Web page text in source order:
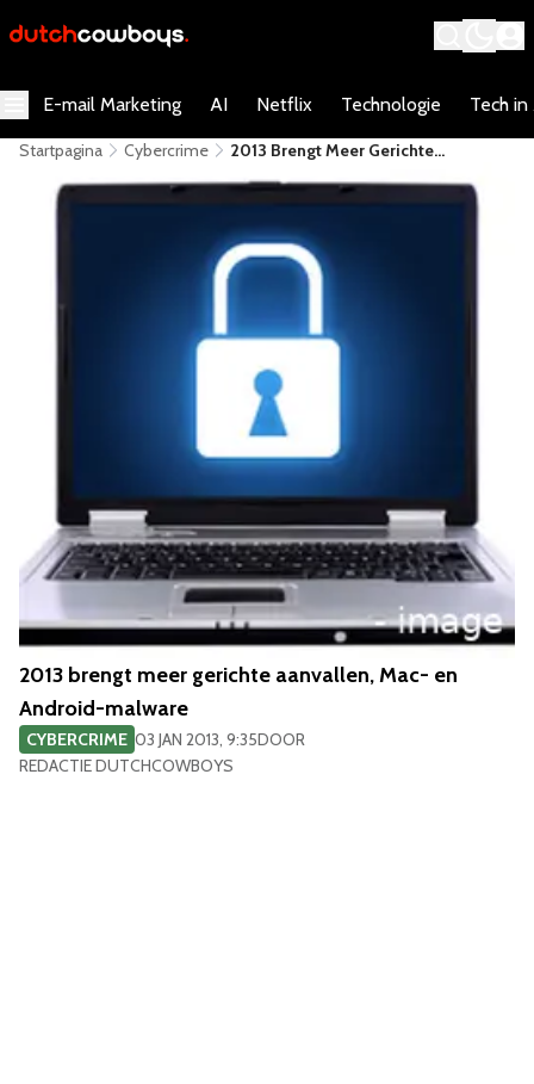
E-mail Marketing AI Netflix Technologie Tech in
Startpagina Cybercrime
2013 Brengt Meer Gerichte
2013 brengt meer gerichte aanvallen, Mac- en
Android-malware
CYBERCRIME 03 JAN 2013, 9:35DOOR
REDACTIE DUTCHCOWBOYS